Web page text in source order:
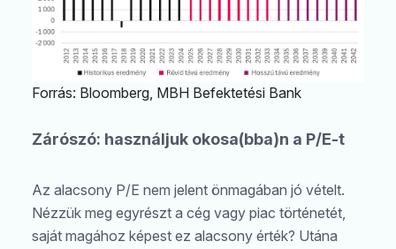
Forrás: Bloomberg, MBH Befektetési Bank
Zárószó: használjuk okosa(bba)n a P/E-t
Az alacsony P/E nem jelent önmagában jó vételt.
Nézzük meg egyrészt a cég vagy piac történetét,
saját magához képest ez alacsony érték? Utána